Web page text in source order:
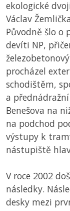
ekologické
Václav
Původně šlo o
devíti NP,
procházel
schodištěm,
a
Benešova na
na podchod
výstupy k
nástupiště
V roce 2002
následky.
desky mezi